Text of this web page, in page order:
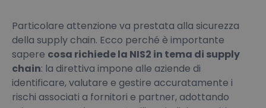
Particolare attenzione va prestata alla sicurezza
della supply chain. Ecco perché è importante
sapere cosa richiede la NIS2 in tema di supply
chain: la direttiva impone alle aziende di
identificare, valutare e gestire accuratamente i
rischi associati a fornitori e partner, adottando